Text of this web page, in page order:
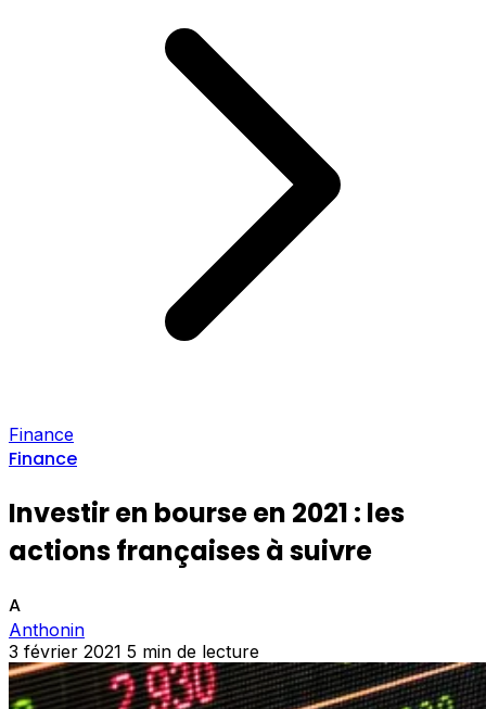
Finance
Finance
Investir en bourse en 2021 : les
actions françaises à suivre
A
Anthonin
3 février 2021 5 min de lecture